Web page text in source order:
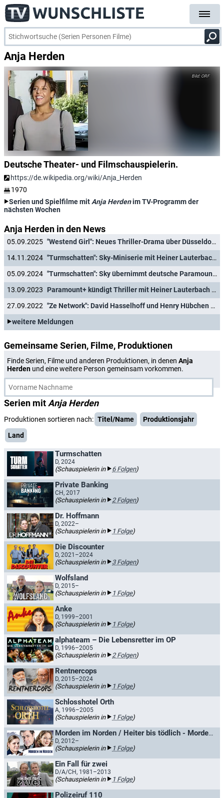
Anja Herden
ORF
Deutsche Theater- und Filmschauspielerin.
https://de.wikipedia.org/wiki/Anja_Herden
1970
Serien und Spielfilme mit Anja Herdenim TV-Programm der
nächsten Wochen
Anja Herden in den News
05.09.2025
"Westend Girl": Neues Thriller-Drama über Düsseldorfer Kokainring mit deutschem Kinostar
14.11.2024
"Turmschatten": Sky-Miniserie mit Heiner Lauterbach macht es sich zu leicht
05.09.2024
"Turmschatten": Sky übernimmt deutsche Paramount+-Thrillerserie mit Heiner Lauterbach und Desirée Nosbusch
13.09.2023
Paramount+ kündigt Thriller mit Heiner Lauterbach und Desirée Nosbusch an
27.09.2022
"Ze Network": David Hasselhoff und Henry Hübchen retten für RTL+ die Welt
weitere Meldungen
Gemeinsame Serien, Filme, Produktionen
Finde Serien, Filme und anderen Produktionen, in denen Anja
Herden und eine weitere Person gemeinsam vorkommen.
Serien mit Anja Herden
Produktionen sortieren nach: Titel/Name
Produktionsjahr
Land
Turmschatten
D, 2024
(Schauspielerin in 6 Folgen)
Private Banking
CH, 2017
(Schauspielerin in 2 Folgen)
Dr. Hoffmann
D, 2022–
(Schauspielerin in 1 Folge)
Die Discounter
D, 2021–2024
(Schauspielerin in 3 Folgen)
Wolfsland
D, 2015–
(Schauspielerin in 1 Folge)
Anke
D, 1999–2001
(Schauspielerin in 1 Folge)
alphateam – Die Lebensretter im OP
D, 1996–2005
(Schauspielerin in 2 Folgen)
Rentnercops
D, 2015–2024
(Schauspielerin in 1 Folge)
Schlosshotel Orth
A, 1996–2005
(Schauspielerin in 1 Folge)
Morden im Norden / Heiter bis tödlich - Morden im Norden
D, 2012–
(Schauspielerin in 1 Folge)
Ein Fall für zwei
D/A/CH, 1981–2013
(Schauspielerin in 1 Folge)
Polizeiruf 110